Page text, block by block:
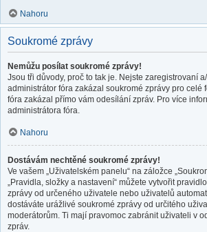
Nahoru
Soukromé zprávy
Nemůžu posílat soukromé zprávy!
Jsou tři důvody, proč to tak je. Nejste zaregistrovaní
administrátor fóra zakázal soukromé zprávy pro celé
fóra zakázal přímo vám odesílání zpráv. Pro více
administrátora fóra.
Nahoru
Dostávám nechtěné soukromé zprávy!
Ve vašem „Uživatelském panelu“ na záložce
„Pravidla, složky a nastavení“ můžete vytvořit
zprávy od určeného uživatele nebo uživatelů
dostáváte urážlivé soukromé zprávy od určitého
moderátorům. Ti mají pravomoc zabránit uživateli v
zpráv.